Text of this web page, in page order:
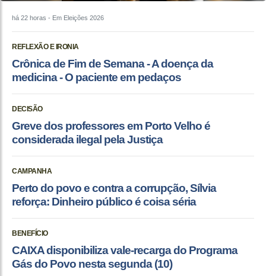
há 22 horas - Em Eleições 2026
REFLEXÃO E IRONIA
Crônica de Fim de Semana - A doença da
medicina - O paciente em pedaços
DECISÃO
Greve dos professores em Porto Velho é
considerada ilegal pela Justiça
CAMPANHA
Perto do povo e contra a corrupção, Sílvia
reforça: Dinheiro público é coisa séria
BENEFÍCIO
CAIXA disponibiliza vale-recarga do Programa
Gás do Povo nesta segunda (10)